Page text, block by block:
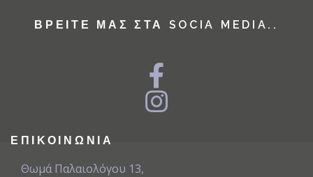
ΒΡΕΊΤΕ ΜΑΣ ΣΤΑ SOCIA MEDIA..
ΕΠΙΚΟΙΝΩΝΊΑ
Θωμά Παλαιολόγου 13,